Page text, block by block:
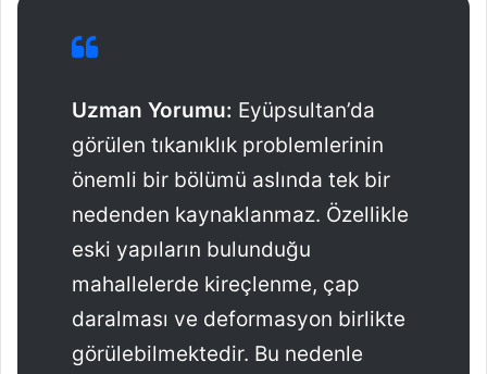
Uzman Yorumu: Eyüpsultan’da
görülen tıkanıklık problemlerinin
önemli bir bölümü aslında tek bir
nedenden kaynaklanmaz. Özellikle
eski yapıların bulunduğu
mahallelerde kireçlenme, çap
daralması ve deformasyon birlikte
görülebilmektedir. Bu nedenle